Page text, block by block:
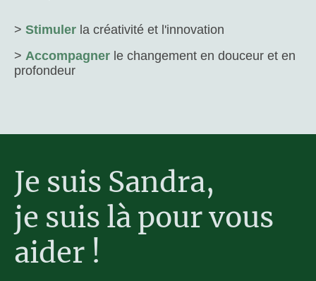
> Stimuler la créativité et l'innovation
> Accompagner le changement en douceur et en
profondeur
Je suis Sandra,
je suis là pour vous
aider !